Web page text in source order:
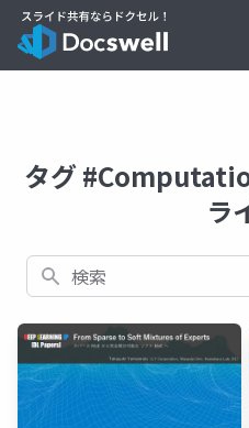
タグ
ラ
検索